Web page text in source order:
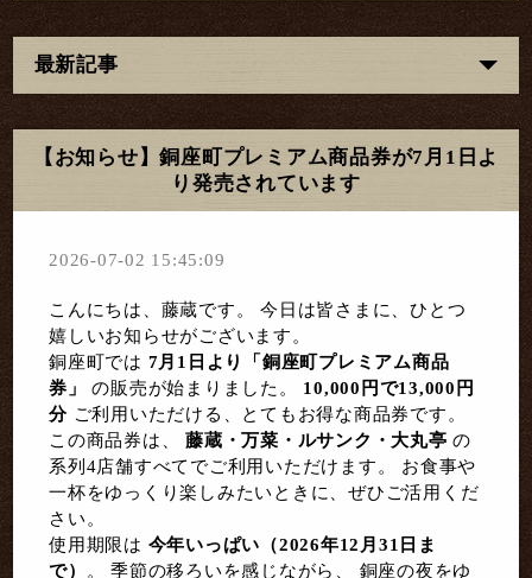
最新記事
【お知らせ】銅座町プレミアム商品券が7月1日よ
り発売されています
2026-07-02 15:45:09
こんにちは、藤蔵です。 今日は皆さまに、ひとつ
嬉しいお知らせがございます。
銅座町では 7月1日より「銅座町プレミアム商品
券」
の販売が始まりました。 10,000円で13,000円
分 ご利用いただける、とてもお得な商品券です。
この商品券は、 藤蔵・万菜・ルサンク・大丸亭 の
系列4店舗すべてでご利用いただけます。 お食事や
一杯をゆっくり楽しみたいときに、ぜひご活用くだ
さい。
使用期限は 今年いっぱい（2026年12月31日ま
で）
。 季節の移ろいを感じながら、 銅座の夜をゆ